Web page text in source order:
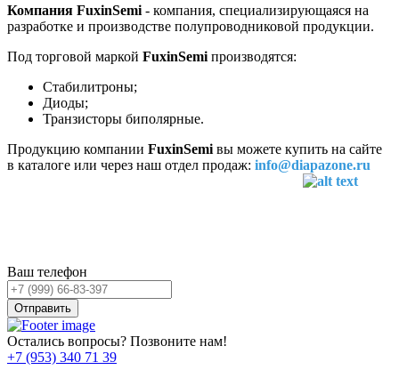
Компания FuxinSemi - компания, специализирующаяся на
разработке и производстве полупроводниковой продукции.
Под торговой маркой FuxinSemi производятся:
Стабилитроны;
Диоды;
Транзисторы биполярные.
Продукцию компании FuxinSemi вы можете купить на сайте
в каталоге или через наш отдел продаж: info@diapazone.ru
Ваш телефон
Отправить
Остались вопросы? Позвоните нам!
+7 (953) 340 71 39